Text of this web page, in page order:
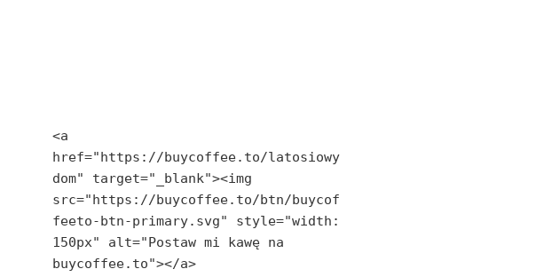
<a
href="https://buycoffee.to/latosiowy
dom" target="_blank"><img
src="https://buycoffee.to/btn/buycof
feeto-btn-primary.svg" style="width:
150px" alt="Postaw mi kawę na
buycoffee.to"></a>